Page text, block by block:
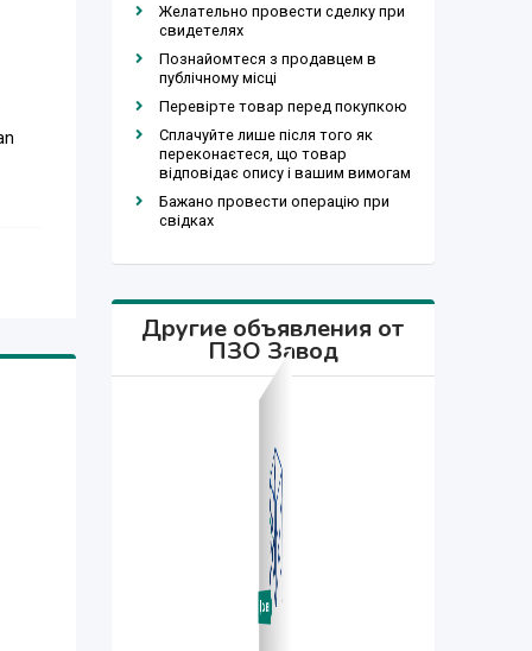
Желательно провести сделку при
свидетелях
Познайомтеся з продавцем в
публічному місці
Перевірте товар перед покупкою
Сплачуйте лише після того як
переконаєтеся, що товар
відповідає опису і вашим вимогам
Бажано провести операцію при
свідках
Другие объявления от
ПЗО Завод